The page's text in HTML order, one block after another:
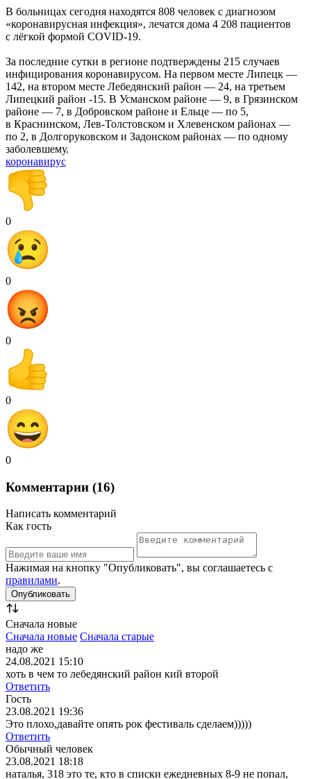
В больницах сегодня находятся 808 человек с диагнозом
«коронавирусная инфекция», лечатся дома 4 208 пациентов
с лёгкой формой COVID-19.
За последние сутки в регионе подтверждены 215 случаев
инфицирования коронавирусом. На первом месте Липецк —
142, на втором месте Лебедянский район — 24, на третьем
Липецкий район -15. В Усманском районе — 9, в Грязинском
районе — 7, в Добровском районе и Ельце — по 5,
в Краснинском, Лев-Толстовском и Хлевенском районах —
по 2, в Долгоруковском и Задонском районах — по одному
заболевшему.
коронавирус
0
0
0
0
0
Комментарии (16)
Написать комментарий
Как гость
Нажимая на кнопку "Опубликовать", вы соглашаетесь с
правилами.
Сначала новые
Сначала новые Сначала старые
надо же
24.08.2021 15:10
хоть в чем то лебедянский район кий второй
Ответить
Гость
23.08.2021 19:36
Это плохо,давайте опять рок фестиваль сделаем)))))
Ответить
Обычный человек
23.08.2021 18:18
наталья, 318 это те, кто в списки ежедневных 8-9 не попал,